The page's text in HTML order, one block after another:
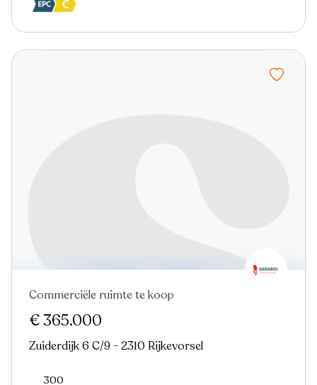
Commerciële ruimte te koop
€ 365.000
Zuiderdijk 6 C/9 - 2310 Rijkevorsel
300